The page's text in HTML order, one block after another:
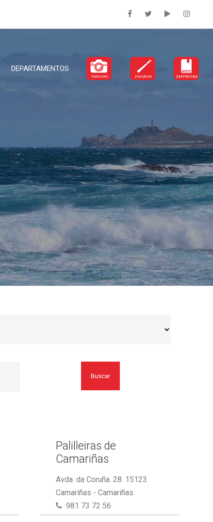
DEPARTAMENTOS
TURISMO ENCAIXE EMPRESAS
Buscar
Palilleiras de
Camariñas
Avda. da Coruña. 28. 15123
Camariñas - Camariñas
981 73 72 56